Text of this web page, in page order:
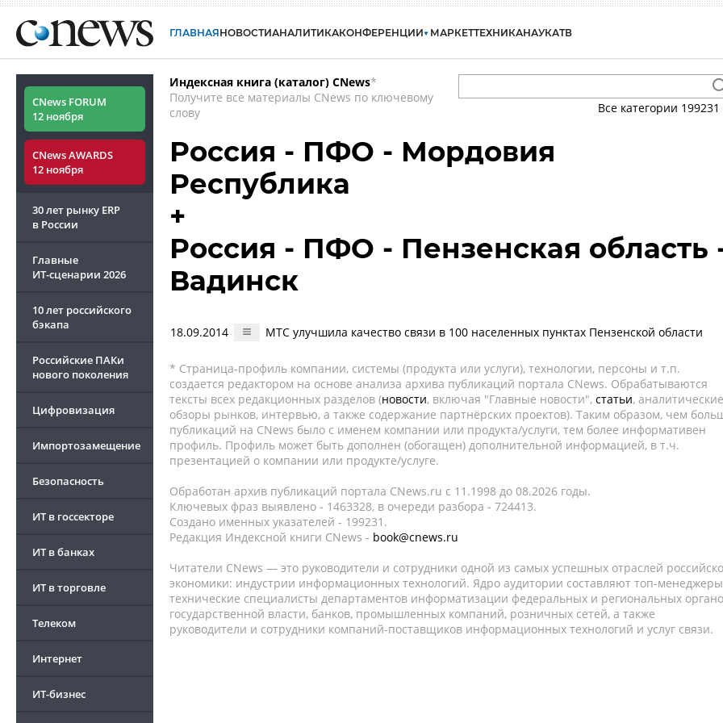
ГЛАВНАЯНОВОСТИАНАЛИТИКАКОНФЕРЕНЦИИ МАРКЕТТЕХНИКАНАУКАТВ
CNews FORUM
12 ноября
CNews AWARDS
12 ноября
30 лет рынку ERP
в России
Главные
ИТ-сценарии 2026
10 лет российского
бэкапа
Российские ПАКи
нового поколения
Цифровизация
Импортозамещение
Безопасность
ИТ в госсекторе
ИТ в банках
ИТ в торговле
Телеком
Интернет
ИТ-бизнес
Индексная книга (каталог) CNews*
Получите все материалы CNews по ключевому
слову
Все категории 199231
Россия - ПФО - Мордовия
Республика
+
Россия - ПФО - Пензенская область
Вадинск
18.09.2014 МТС улучшила качество связи в 100 населенных пунктах Пензенской области
* Страница-профиль компании, системы (продукта или услуги), технологии, персоны и т.п.
создается редактором на основе анализа архива публикаций портала CNews. Обрабатываются
тексты всех редакционных разделов (новости, включая "Главные новости", статьи, аналитические
обзоры рынков, интервью, а также содержание партнёрских проектов). Таким образом, чем
публикаций на CNews было с именем компании или продукта/услуги, тем более информативен
профиль. Профиль может быть дополнен (обогащен) дополнительной информацией, в т.ч.
презентацией о компании или продукте/услуге.
Обработан архив публикаций портала CNews.ru c 11.1998 до 08.2026 годы.
Ключевых фраз выявлено - 1463328, в очереди разбора - 724413.
Создано именных указателей - 199231.
Редакция Индексной книги CNews - book@cnews.ru
Читатели CNews — это руководители и сотрудники одной из самых успешных отраслей
экономики: индустрии информационных технологий. Ядро аудитории составляют топ-
технические специалисты департаментов информатизации федеральных и региональных
государственной власти, банков, промышленных компаний, розничных сетей, а также
руководители и сотрудники компаний-поставщиков информационных технологий и услуг связи.